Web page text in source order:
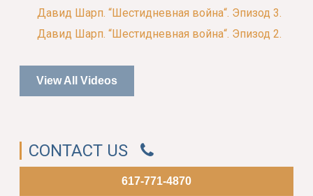
Давид Шарп. “Шестидневная война“. Эпизод 3.
Давид Шарп. “Шестидневная война“. Эпизод 2.
View All Videos
CONTACT US
617-771-4870